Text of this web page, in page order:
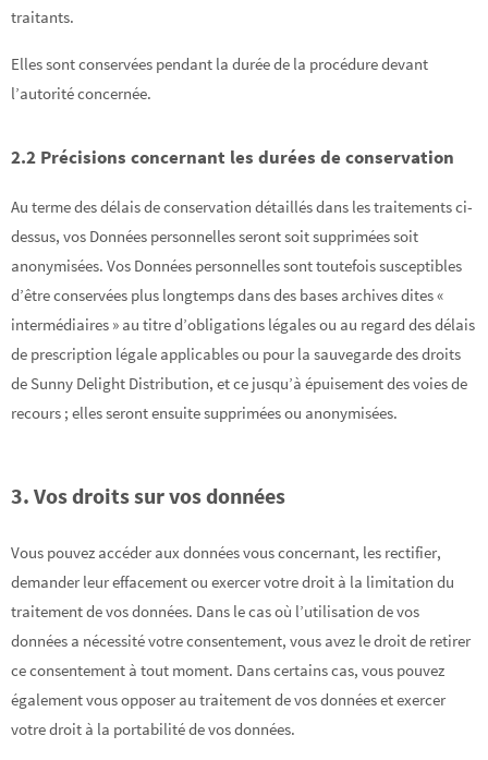
traitants.
Elles sont conservées pendant la durée de la procédure devant
l’autorité concernée.
2.2 Précisions concernant les durées de conservation
Au terme des délais de conservation détaillés dans les traitements ci-
dessus, vos Données personnelles seront soit supprimées soit
anonymisées. Vos Données personnelles sont toutefois susceptibles
d’être conservées plus longtemps dans des bases archives dites «
intermédiaires » au titre d’obligations légales ou au regard des délais
de prescription légale applicables ou pour la sauvegarde des droits
de Sunny Delight Distribution, et ce jusqu’à épuisement des voies de
recours ; elles seront ensuite supprimées ou anonymisées.
3. Vos droits sur vos données
Vous pouvez accéder aux données vous concernant, les rectifier,
demander leur effacement ou exercer votre droit à la limitation du
traitement de vos données. Dans le cas où l’utilisation de vos
données a nécessité votre consentement, vous avez le droit de retirer
ce consentement à tout moment. Dans certains cas, vous pouvez
également vous opposer au traitement de vos données et exercer
votre droit à la portabilité de vos données.